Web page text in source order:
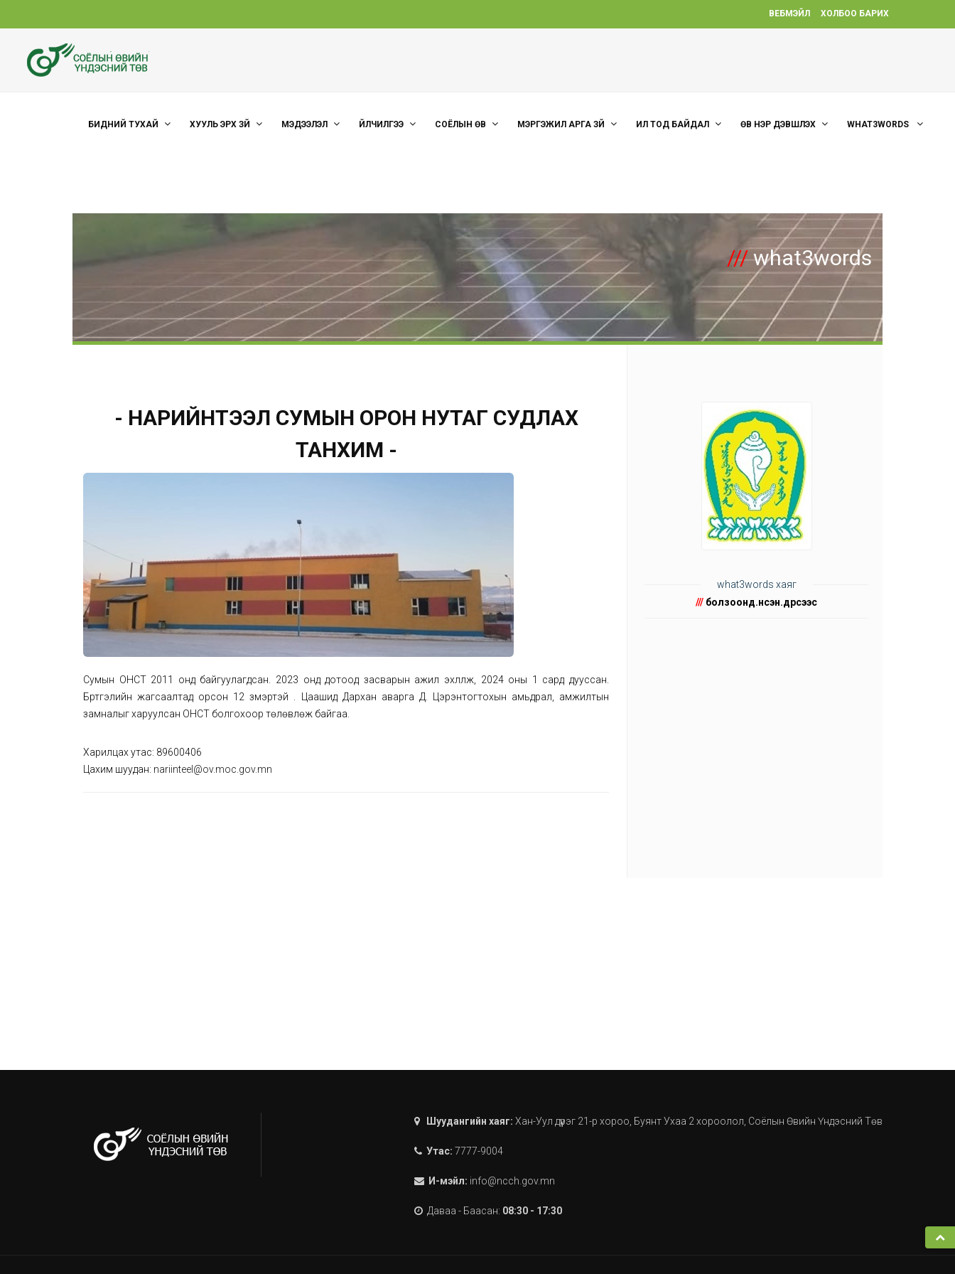
ВЕБМЭЙЛ ХОЛБОО БАРИХ
БИДНИЙ ТУХАЙ ХУУЛЬ ЭРХ ЗҮЙ МЭДЭЭЛЭЛ ҮЙЛЧИЛГЭЭ СОЁЛЫН ӨВ МЭРГЭЖИЛ АРГА ЗҮЙ ИЛ ТОД БАЙДАЛ ӨВ НЭР ДЭВШҮҮЛЭХ WHAT3WORDS
///what3words
- НАРИЙНТЭЭЛ СУМЫН ОРОН НУТАГ СУДЛАХ
ТАНХИМ -
Сумын ОНСТ 2011 онд байгуулагдсан. 2023 онд дотоод засварын ажил эхлүүлж, 2024 оны 1 сард дууссан.
Бүртгэлийн жагсаалтад орсон 12 үзмэртэй . Цаашид Дархан аварга Д. Цэрэнтогтохын амьдрал, амжилтын
замналыг харуулсан ОНСТ болгохоор төлөвлөж байгаа.
Харилцах утас: 89600406
Цахим шуудан: nariinteel@ov.moc.gov.mn
what3words хаяг
/// болзоонд.нүүсэн.дүрсээс
Шуудангийн хаяг: Хан-Уул дүүрэг 21-р хороо, Буянт Ухаа 2 хороолол, Соёлын Өвийн Үндэсний Төв
Утас: 7777-9004
И-мэйл: info@ncch.gov.mn
Даваа - Баасан: 08:30 - 17:30